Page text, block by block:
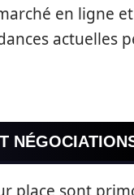
en ligne
actuelles